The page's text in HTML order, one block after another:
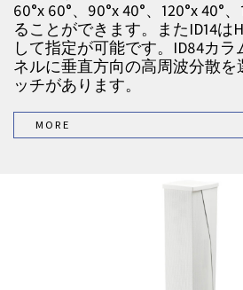
60°x 60°、90°x 40°、120°x 40°
ることができます。またID14は
して指定が可能です。ID84カ
ネルに垂直方向の高周波分散を
ッチがあります。
MORE